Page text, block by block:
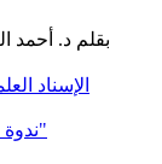
الإسناد
ندوة حول كتاب "العدالة الاجتماعية في الإسلام"